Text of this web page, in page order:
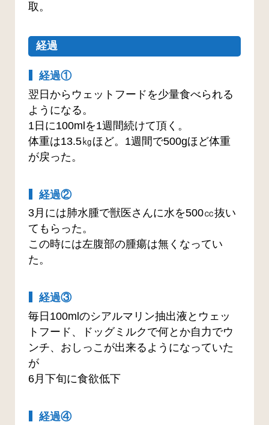
取。
経過
経過①
翌日からウェットフードを少量食べられる
ようになる。
1日に100mlを1週間続けて頂く。
体重は13.5㎏ほど。1週間で500gほど体重
が戻った。
経過②
3月には肺水腫で獣医さんに水を500㏄抜い
てもらった。
この時には左腹部の腫瘍は無くなってい
た。
経過③
毎日100mlのシアルマリン抽出液とウェッ
トフード、ドッグミルクで何とか自力でウ
ンチ、おしっこが出来るようになっていた
が
6月下旬に食欲低下
経過④